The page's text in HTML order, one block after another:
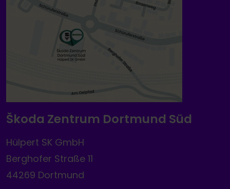
Škoda Zentrum Dortmund Süd
Hülpert SK GmbH
Berghofer Straße 11
44269 Dortmund